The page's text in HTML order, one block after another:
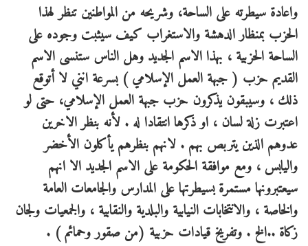
واعادة سيطرته على الساحة، وشريحه من المواطنين تنظر لهذا
الحزب بمنظار الدهشة والاستغراب كيف سيثبت وجوده على
الساحة الحزبية ، بهذا الاسم الجديد وهل الناس ستنسى الاسم
القديم حزب ( جبهة العمل الإسلامي ) بسرعة انني لا أتوقع
ذلك ، وسيبقون يذكرون حزب جبهة العمل الإسلامي، حتى لو
اعتبرت زلة لسان ، او ذكرها انتقادا له . لأنه بنظر الاخرين
عدوهم الذين يتربص بهم . لانهم بنظرهم يأكلون الأخضر
واليابس ، ومع موافقة الحكومة على الاسم الجديد الا انهم
سيعتبرونها مستمرة بسيطرتها على المدارس والجامعات العامة
والخاصة ، والانتخابات النيابية والبلدية والنقابية ، والجمعيات ولجان
زكاة ..الخ . وتفريخ قيادات حزبية (من صقور وحمائم ) .